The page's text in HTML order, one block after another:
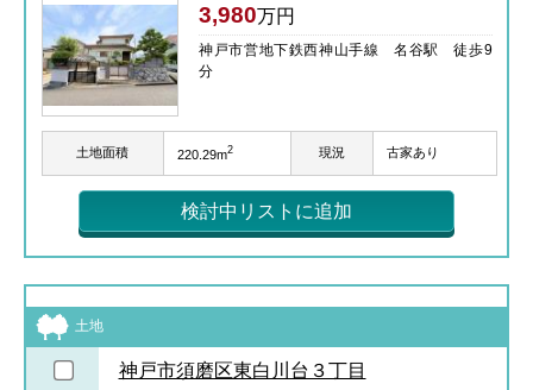
3,980万円
神戸市営地下鉄西神山手線 名谷駅 徒歩9
分
土地面積 220.29m2 現況 古家あり
検討中リストに追加
土地
神戸市須磨区東白川台３丁目